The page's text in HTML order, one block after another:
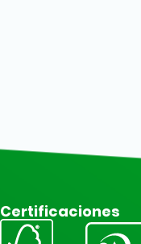
Certificaciones